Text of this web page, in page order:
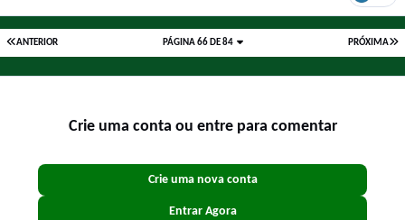
ANTERIOR PRÓXIMA
PÁGINA 66 DE 84
Crie uma conta ou entre para comentar
Crie uma nova conta
Entrar Agora